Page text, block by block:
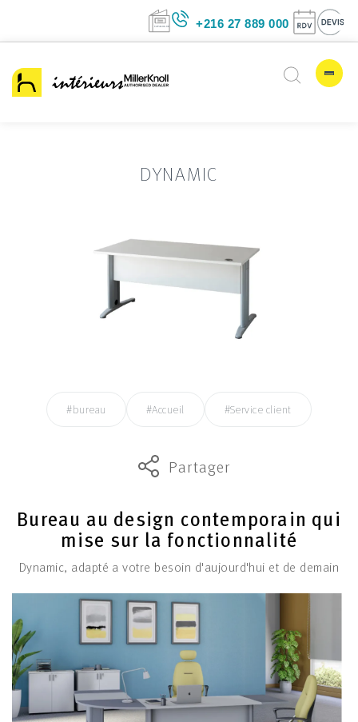
+216 27 889
DYNAMIC
#bureau #Accueil #Service client
Partager
Bureau au design contemporain qui
mise sur la fonctionnalité
Dynamic, adapté a votre besoin d'aujourd'hui et de demain